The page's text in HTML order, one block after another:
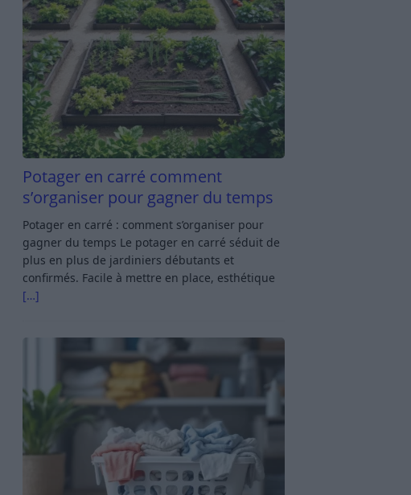
Potager en carré comment
s’organiser pour gagner du temps
Potager en carré : comment s’organiser pour
gagner du temps Le potager en carré séduit de
plus en plus de jardiniers débutants et
confirmés. Facile à mettre en place, esthétique
[…]